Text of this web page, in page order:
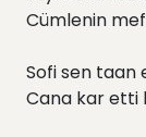
Cümlenin
Sofi sen taan
Cana kar etti